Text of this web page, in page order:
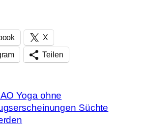
X
Teilen
Yoga ohne
Süchte